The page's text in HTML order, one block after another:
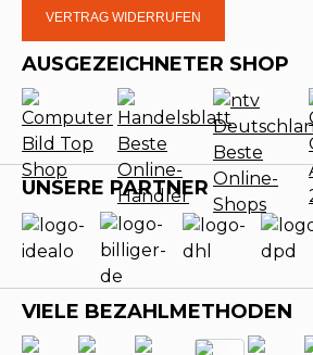
VERTRAG WIDERRUFEN
AUSGEZEICHNETER SHOP
UNSERE PARTNER
VIELE BEZAHLMETHODEN